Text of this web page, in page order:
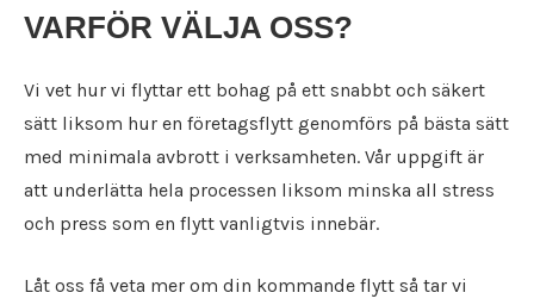
Flyttfirma Karlskoga
Flyttfirma Katrineholm
Flyttfirma Kil
Flyttfirma Kristinehamn
Flyttfirma Kumla
Flyttfirma Kungsör
Städfirma Karlskoga
Städfirma Karlstad
Städfirma Kil
Städfirma Köping
Städfirma Kristinehamn
Städfirma Kumla
Städfirma Kungsängen
VARFÖR VÄLJA OSS?
Vi vet hur vi flyttar ett bohag på ett snabbt och säkert
sätt liksom hur en företagsflytt genomförs på bästa sätt
med minimala avbrott i verksamheten. Vår uppgift är
att underlätta hela processen liksom minska all stress
och press som en flytt vanligtvis innebär.
Låt oss få veta mer om din kommande flytt så tar vi